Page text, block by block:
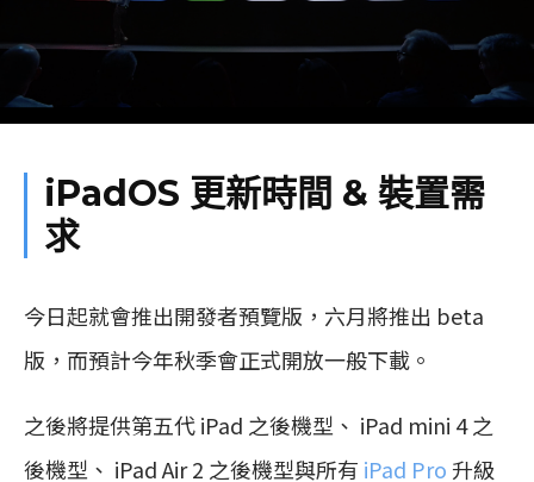
iPadOS 更新時間 & 裝置需
求
今日起就會推出開發者預覽版，六月將推出 beta
版，而預計今年秋季會正式開放一般下載。
之後將提供第五代 iPad 之後機型、 iPad mini 4 之
後機型、 iPad Air 2 之後機型與所有 iPad Pro 升級